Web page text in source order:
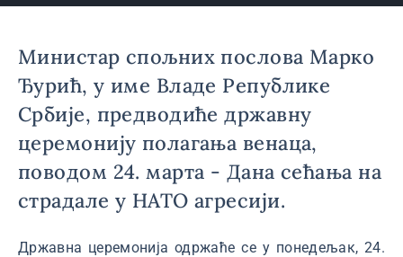
Министар спољних послова Марко
Ђурић, у име Владе Републике
Србије, предводиће државну
церемонију полагања венаца,
поводом 24. марта - Дана сећања на
страдале у НАТО агресији.
Државна церемонија одржаће се у понедељак, 24.